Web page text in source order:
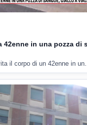
42enne in una pozza di
il corpo di un 42enne in un...